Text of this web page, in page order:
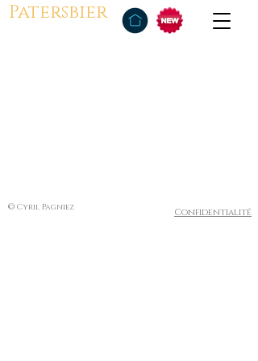
Patersbier
© Cyril Pagniez Confidentialité